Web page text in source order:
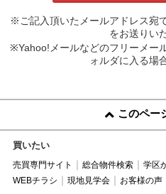
※ご記入頂いたメールアドレス宛
をお送りい
※Yahoo!メールなどのフリーメー
ォルダに入る場
このペー
買いたい
売買専門サイト 総合物件検索 学区
WEBチラシ
現地見学会 お客様の声